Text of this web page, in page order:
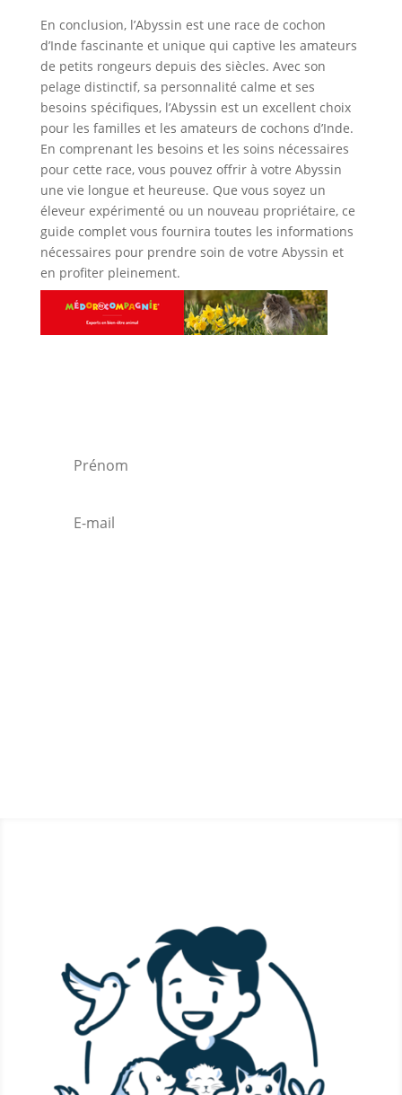
En conclusion, l’Abyssin est une race de cochon
d’Inde fascinante et unique qui captive les amateurs
de petits rongeurs depuis des siècles. Avec son
pelage distinctif, sa personnalité calme et ses
besoins spécifiques, l’Abyssin est un excellent choix
pour les familles et les amateurs de cochons d’Inde.
En comprenant les besoins et les soins nécessaires
pour cette race, vous pouvez offrir à votre Abyssin
une vie longue et heureuse. Que vous soyez un
éleveur expérimenté ou un nouveau propriétaire, ce
guide complet vous fournira toutes les informations
nécessaires pour prendre soin de votre Abyssin et
en profiter pleinement.